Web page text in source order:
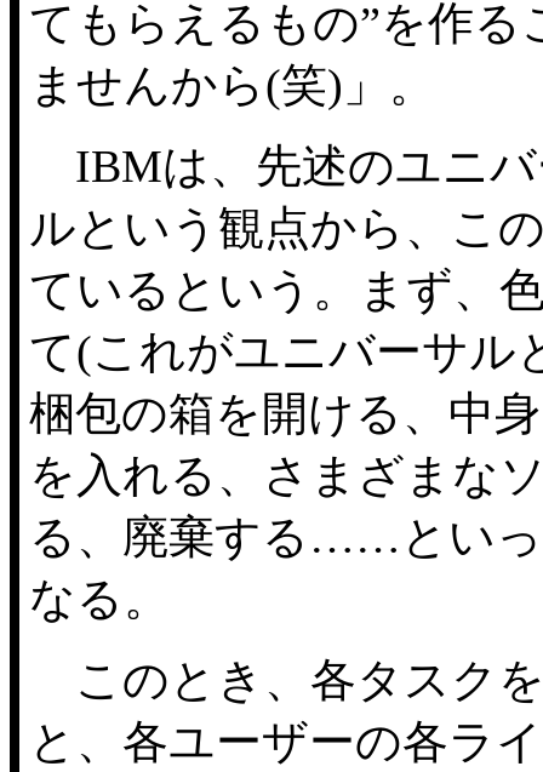
てもらえるもの”を作
ませんから(笑)」。
IBMは、先述のユニ
ルという観点から、こ
ているという。まず、
て(これがユニバーサル
梱包の箱を開ける、中
を入れる、さまざまな
る、廃棄する……とい
なる。
このとき、各タスク
と、各ユーザーの各ラ